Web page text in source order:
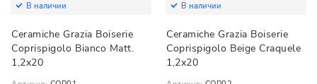
В наличии
Ceramiche Grazia Boiserie
Coprispigolo Bianco Matt.
1,2х20
В наличии
Ceramiche Grazia Boiserie
Coprispigolo Beige Craquele
1,2х20